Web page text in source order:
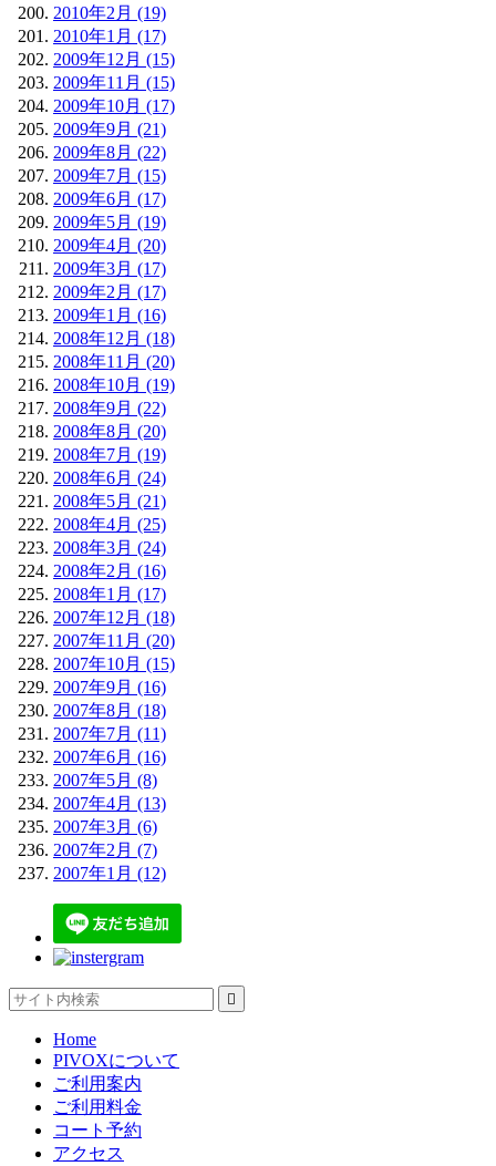
2010年2月 (19)
2010年1月 (17)
2009年12月 (15)
2009年11月 (15)
2009年10月 (17)
2009年9月 (21)
2009年8月 (22)
2009年7月 (15)
2009年6月 (17)
2009年5月 (19)
2009年4月 (20)
2009年3月 (17)
2009年2月 (17)
2009年1月 (16)
2008年12月 (18)
2008年11月 (20)
2008年10月 (19)
2008年9月 (22)
2008年8月 (20)
2008年7月 (19)
2008年6月 (24)
2008年5月 (21)
2008年4月 (25)
2008年3月 (24)
2008年2月 (16)
2008年1月 (17)
2007年12月 (18)
2007年11月 (20)
2007年10月 (15)
2007年9月 (16)
2007年8月 (18)
2007年7月 (11)
2007年6月 (16)
2007年5月 (8)
2007年4月 (13)
2007年3月 (6)
2007年2月 (7)
2007年1月 (12)

Home
PIVOXについて
ご利用案内
ご利用料金
コート予約
アクセス